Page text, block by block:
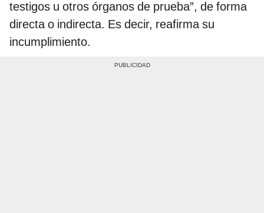
testigos u otros órganos de prueba”, de forma
directa o indirecta. Es decir, reafirma su
incumplimiento.